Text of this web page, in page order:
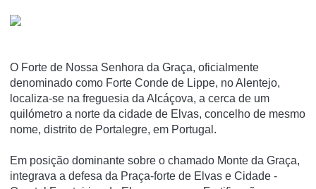
O Forte de Nossa Senhora da Graça, oficialmente
denominado como Forte Conde de Lippe, no Alentejo,
localiza-se na freguesia da Alcáçova, a cerca de um
quilómetro a norte da cidade de Elvas, concelho de mesmo
nome, distrito de Portalegre, em Portugal.
Em posição dominante sobre o chamado Monte da Graça,
integrava a defesa da Praça-forte de Elvas e Cidade -